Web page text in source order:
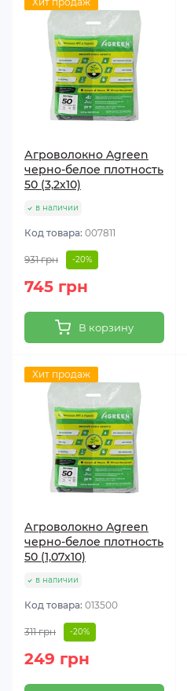
Агроволокно Agreen
черно-белое плотность
50 (3,2х10)
в наличии
Код товара: 007811
931 грн -20%
745 грн
В корзину
Хит продаж
Агроволокно Agreen
черно-белое плотность
50 (1,07х10)
в наличии
Код товара: 013500
311 грн -20%
249 грн